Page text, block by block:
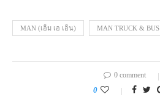
MAN (เอ็ม เอ เอ็น) MAN TRUCK & BUS
0 comment
0